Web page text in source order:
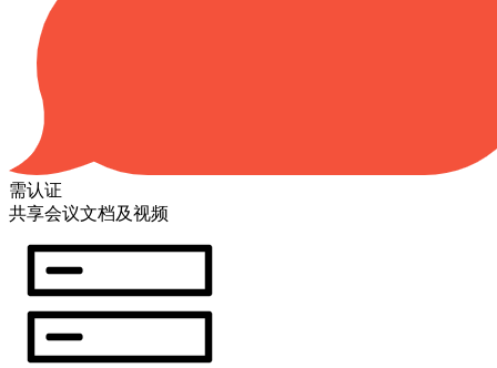
需认证
共享会议文档及视频